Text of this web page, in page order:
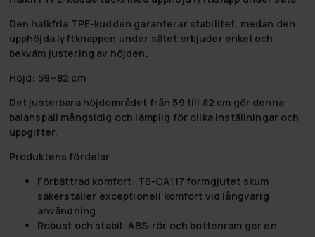
Den halkfria TPE-kudden garanterar stabilitet, medan den
upphöjda lyftknappen under sätet erbjuder enkel och
bekväm justering av höjden.
Höjd: 59~82 cm
Det justerbara höjdområdet från 59 till 82 cm gör denna
balanspall mångsidig och lämplig för olika inställningar och
uppgifter.
Produktens fördelar
Förbättrad komfort: TB-CA117 formgjutet skum
säkerställer exceptionell komfort vid långvarig
användning.
Robust och stabil: ABS-rör och bottenram ger en